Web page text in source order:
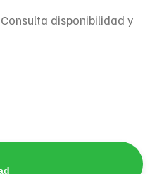
disponibilidad y